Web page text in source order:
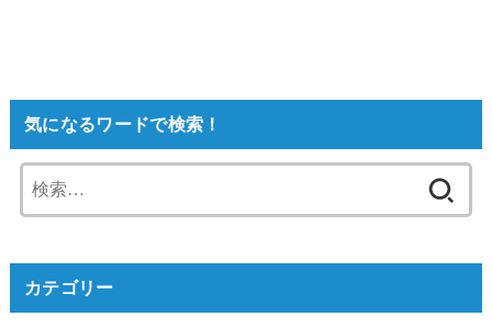
気になるワードで検索！
索:
カテゴリー